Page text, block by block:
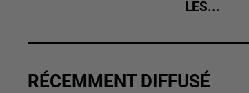
LES...
RÉCEMMENT DIFFUSÉ